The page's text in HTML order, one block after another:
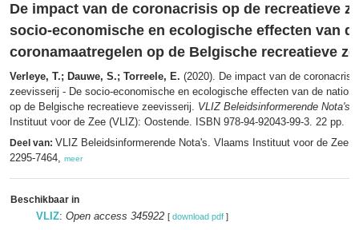
De impact van de coronacrisis op de recreatieve
socio-economische en ecologische effecten van
coronamaatregelen op de Belgische recreatieve
Verleye, T.; Dauwe, S.; Torreele, E. (2020). De impact van de
zeevisserij - De socio-economische en ecologische effecten van de
op de Belgische recreatieve zeevisserij. VLIZ Beleidsinformerende Nota's
Instituut voor de Zee (VLIZ): Oostende. ISBN 978-94-92043-99-3. 22 pp.
Deel van: VLIZ Beleidsinformerende Nota's. Vlaams Instituut voor de Zee
2295-7464, meer
Beschikbaar in
VLIZ: Open access 345922 [ download pdf ]